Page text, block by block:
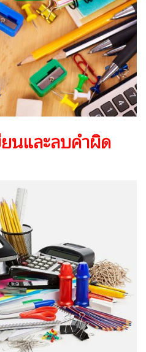
นและลบคำผิด